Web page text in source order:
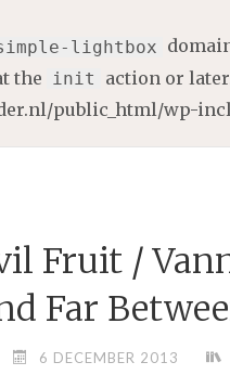
lightbox
the init action or
public_html/wp-
Fruit /
Far
6 DECEMBER 2013